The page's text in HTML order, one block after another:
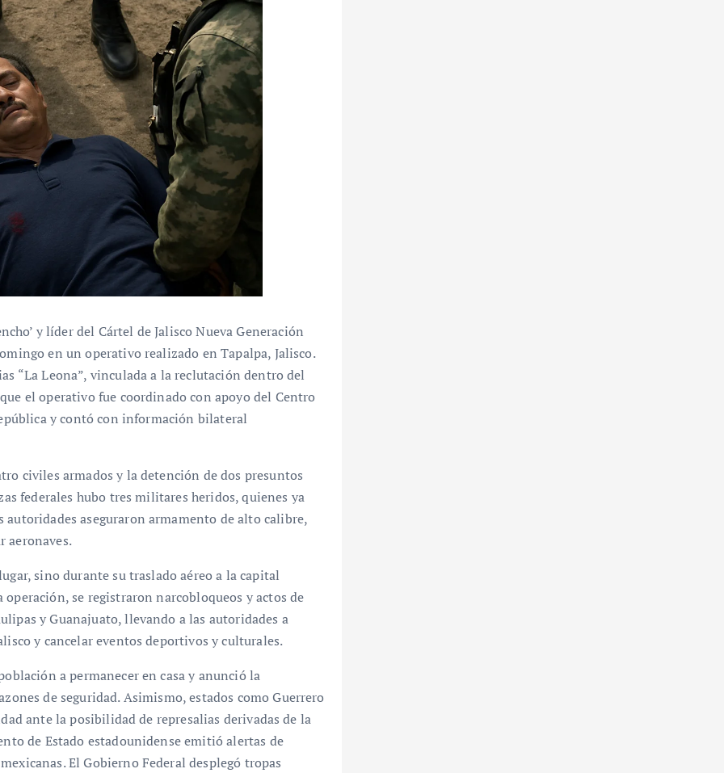
y líder del Cártel de Jalisco Nueva Generación
en un operativo realizado en Tapalpa, Jalisco.
“La Leona”, vinculada a la reclutación dentro del
el operativo fue coordinado con apoyo del Centro
y contó con información bilateral
civiles armados y la detención de dos presuntos
federales hubo tres militares heridos, quienes ya
aseguraron armamento de alto calibre,
aeronaves.
sino durante su traslado aéreo a la capital
se registraron narcobloqueos y actos de
y Guanajuato, llevando a las autoridades a
y cancelar eventos deportivos y culturales.
a permanecer en casa y anunció la
de seguridad. Asimismo, estados como Guerrero
ante la posibilidad de represalias derivadas de la
de Estado estadounidense emitió alertas de
El Gobierno Federal desplegó tropas